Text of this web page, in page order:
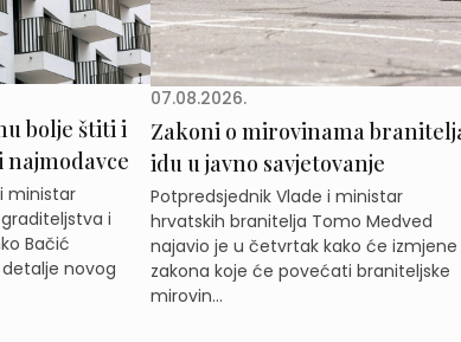
bolje štiti i
ministar
i
Bačić
novog
07.08.2026.
Zakoni o mirovinama
idu u javno savjetovanje
Potpredsjednik Vlade i ministar
hrvatskih branitelja Tomo Medved
najavio je u četvrtak kako će izmjene
zakona koje će povećati braniteljske
mirovin...